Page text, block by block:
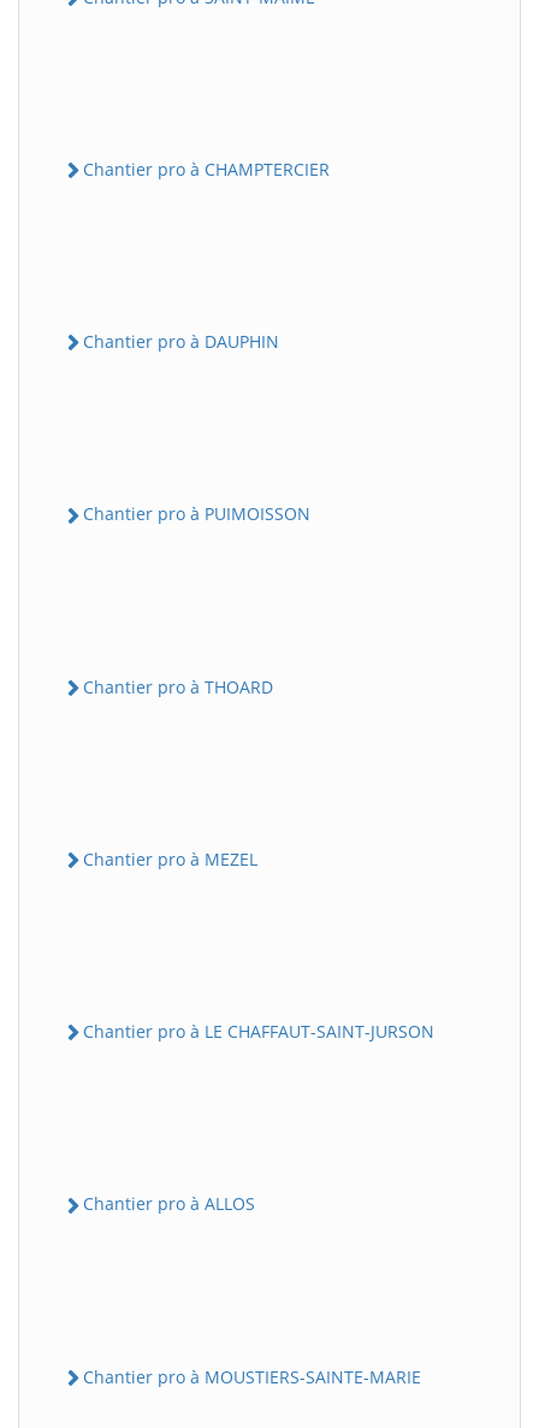
Chantier pro à CHAMPTERCIER
Chantier pro à DAUPHIN
Chantier pro à PUIMOISSON
Chantier pro à THOARD
Chantier pro à MEZEL
Chantier pro à LE CHAFFAUT-SAINT-JURSON
Chantier pro à ALLOS
Chantier pro à MOUSTIERS-SAINTE-MARIE